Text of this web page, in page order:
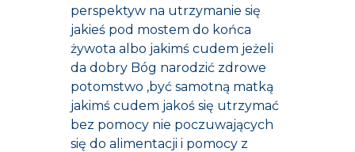
perspektyw na utrzymanie się
jakieś pod mostem do końca
żywota albo jakimś cudem jeżeli
da dobry Bóg narodzić zdrowe
potomstwo ,być samotną matką
jakimś cudem jakoś się utrzymać
bez pomocy nie poczuwających
się do alimentacji i pomocy z